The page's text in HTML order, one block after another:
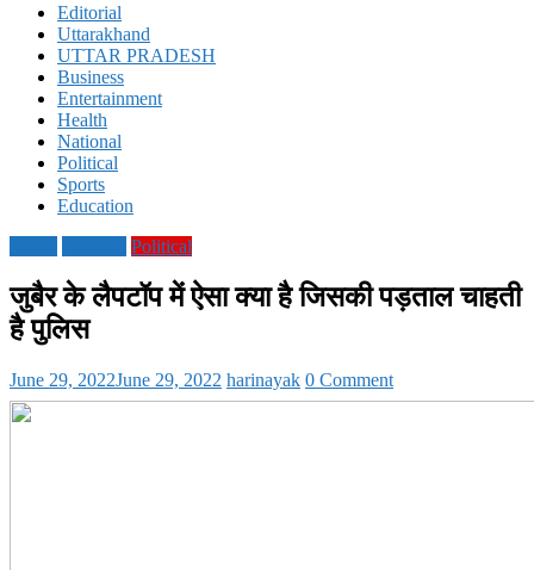
Editorial
Uttarakhand
UTTAR PRADESH
Business
Entertainment
Health
National
Political
Sports
Education
Political
जुबैर के लैपटॉप में ऐसा क्या है जिसकी पड़ताल चाहती
है पुलिस
June 29, 2022June 29, 2022 harinayak 0 Comment